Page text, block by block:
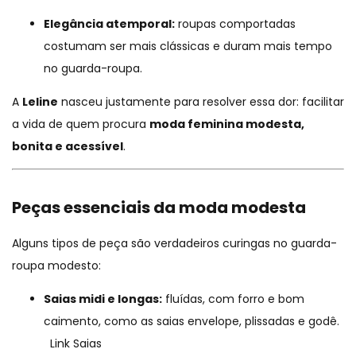
Elegância atemporal: roupas comportadas
costumam ser mais clássicas e duram mais tempo
no guarda-roupa.
A Leline nasceu justamente para resolver essa dor: facilitar
a vida de quem procura moda feminina modesta,
bonita e acessível.
Peças essenciais da moda modesta
Alguns tipos de peça são verdadeiros curingas no guarda-
roupa modesto:
Saias midi e longas: fluídas, com forro e bom
caimento, como as saias envelope, plissadas e godê.
Link Saias